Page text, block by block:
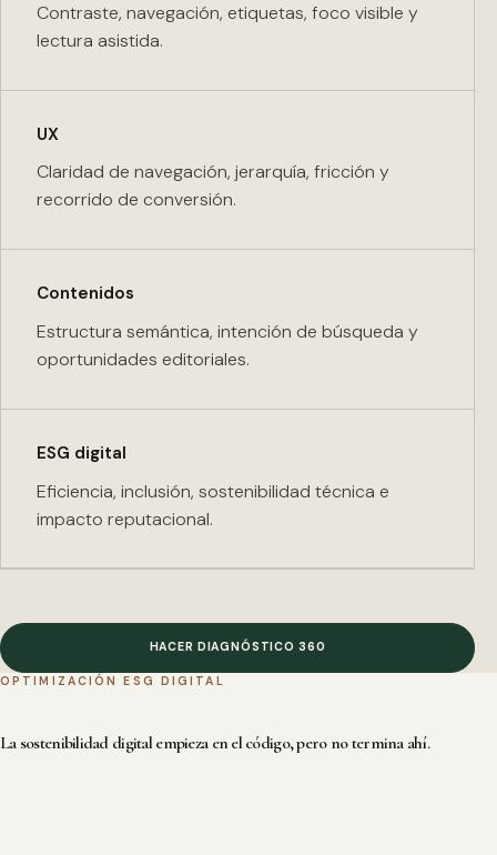
Contraste, navegación, etiquetas, foco visible y
lectura asistida.
UX
Claridad de navegación, jerarquía, fricción y
recorrido de conversión.
Contenidos
Estructura semántica, intención de búsqueda y
oportunidades editoriales.
ESG digital
Eficiencia, inclusión, sostenibilidad técnica e
impacto reputacional.
HACER DIAGNÓSTICO 360
OPTIMIZACIÓN ESG DIGITAL
La sostenibilidad digital empieza en el código, pero no termina ahí.